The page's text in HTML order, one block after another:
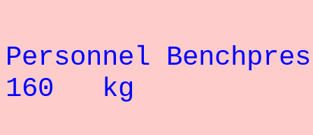
Personnel
160 kg